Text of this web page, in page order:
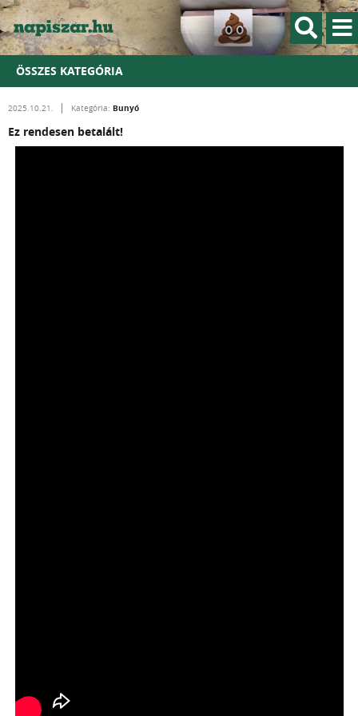
ÖSSZES KATEGÓRIA
2025.10.21. Kategória: Bunyó
Ez rendesen betalált!